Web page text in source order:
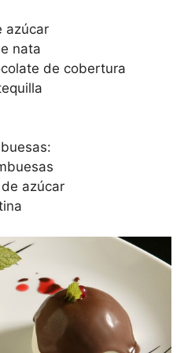
azúcar
nata
de cobertura
azúcar